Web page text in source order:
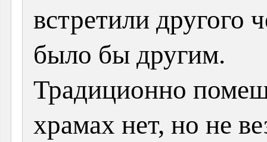
встретили другого
было бы другим.
Традиционно
храмах нет, но не